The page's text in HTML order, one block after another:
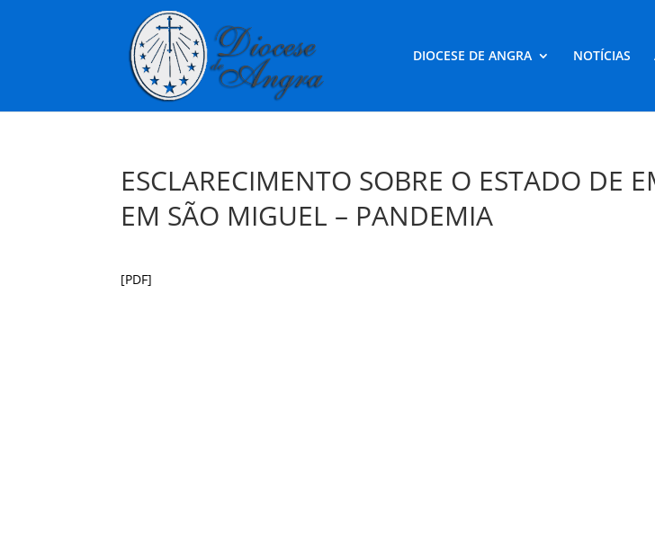
DIOCESE DE ANGRA NOTÍCIAS
ESCLARECIMENTO SOBRE O ESTADO DE
EM SÃO MIGUEL – PANDEMIA
[PDF]